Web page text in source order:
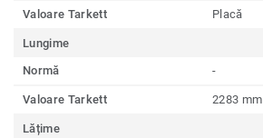
Valoare Tarkett Placă
Lungime
Normă
-
Valoare Tarkett 2283 mm
Lățime